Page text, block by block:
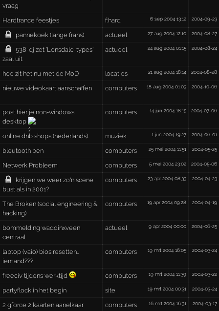
vraag
Hardtrance feestjes f:hard 6 sep 2004 13:12 2004-09-23
pannekoek (lange frans) actueel 27 aug 2004 12:10 2004-08-27
538-dj zet 'Lonsdale-types'
zaal uit
actueel 24 aug 2004 01:15 2004-08-24
hoe zit het nu met de MoD locaties 21 aug 2004 18:14 2004-08-28
nieuwe videokaart aanschaffen computers 18 aug 2004 01:03 2004-10-06
post hier je non-windows
desktop
computers 14 jun 2004 18:15 2004-07-06
online dnb shops (nederlands) muziek 1 jun 2004 19:27 2004-06-01
bleutooth pen computers 25 mei 2004 11:51 2004-05-25
Netwerk Probleem computers 5 mei 2004 23:02 2004-05-06
krijgen we weer zo'n scene
bust als in 2001?
computers 23 apr 2004 08:33 2004-04-23
The Broken (social engineering &
hacking)
computers 19 apr 2004 09:28 2004-04-19
bommelding waddinxveen
centraal
actueel 9 apr 2004 00:00 2004-06-25
laptop (vaio) bios resetten..
iemand???
computers 19 mrt 2004 16:05 2004-03-24
freeciv tijdens werktijd computers 19 mrt 2004 11:39 2004-03-22
partyflock in het begin site 19 mrt 2004 00:31 2004-03-24
2 gforce 2 kaarten aanelkaar
computers 16 mrt 2004 16:31 2004-03-17